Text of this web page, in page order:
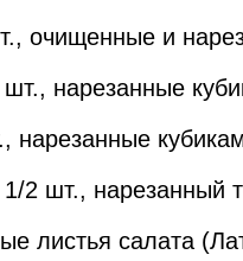
очищенные и
нарезанные
нарезанные
2 шт., нарезанный
листья салата